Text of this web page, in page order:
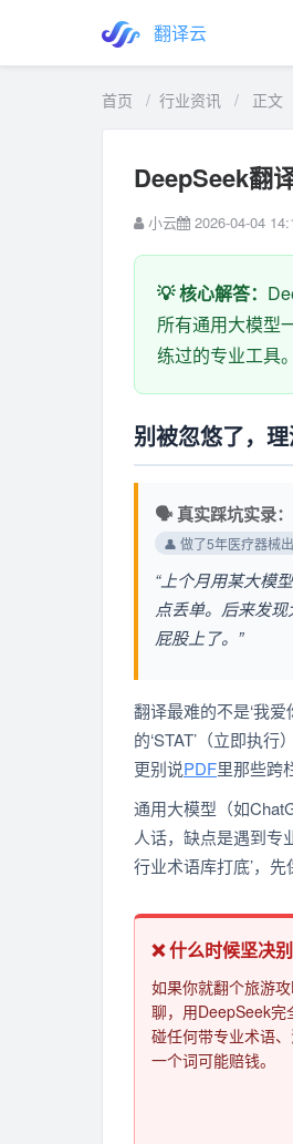
翻译云
首页 / 行业资讯 / 正文
DeepSeek翻
小云 2026-04-04
💡 核心解答：
所有通用大模型
练过的专业工具。
别被忽悠了，
🗣️ 真实踩坑实录：
👤 做了5年医疗器械
“上个月用某大模
点丢单。后来发
屁股上了。”
翻译最难的不是‘我
的‘STAT’（立即执
更别说PDF里那些跨
通用大模型（如
人话，缺点是遇到专
行业术语库打底’，先
❌ 什么时候坚决
如果你就翻个旅游
聊，用DeepSeek完
碰任何带专业术语
一个词可能赔钱。